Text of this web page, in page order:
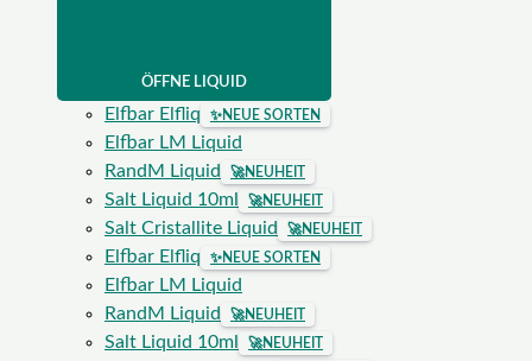
ÖFFNE LIQUID
Elfbar Elfliq ✨NEUE SORTEN
Elfbar LM Liquid
RandM Liquid
🚀NEUHEIT
Salt Liquid 10ml 🚀NEUHEIT
Salt Cristallite Liquid 🚀NEUHEIT
Elfbar Elfliq ✨NEUE SORTEN
Elfbar LM Liquid
RandM Liquid
🚀NEUHEIT
Salt Liquid 10ml 🚀NEUHEIT